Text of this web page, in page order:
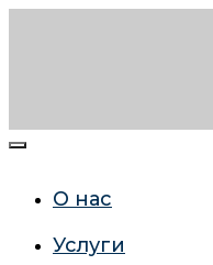
О нас
Услуги